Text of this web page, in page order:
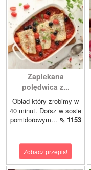
Zapiekana
polędwica z...
Obiad który zrobimy w
40 minut. Dorsz w sosie
pomidorowym... ⇖ 1153
Zobacz przepis!